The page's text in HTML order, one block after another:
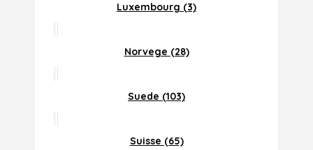
Luxembourg (3)
Norvege (28)
Suede (103)
Suisse (65)